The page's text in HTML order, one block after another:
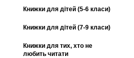
Книжки для дітей (5-6 класи)
Книжки для дітей (7-9 класи)
Книжки для тих, хто не
любить читати